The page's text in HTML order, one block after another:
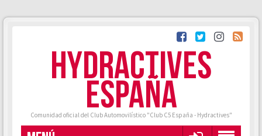
HYDRACTIVES
ESPAÑA
Comunidad oficial del Club Automovilístico "Club C5 España - Hydractives"